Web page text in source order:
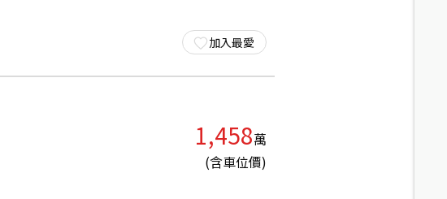
加入最愛
1,458萬
(含車位價)